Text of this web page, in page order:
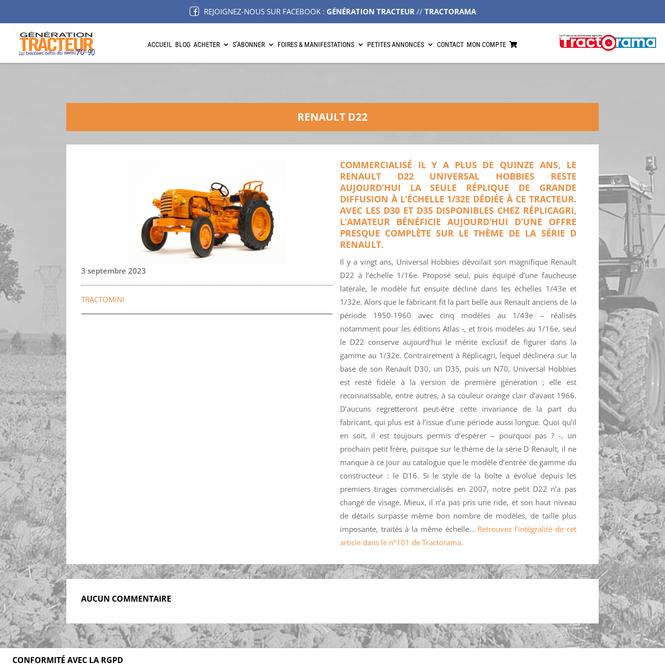
REJOIGNEZ-NOUS SUR FACEBOOK : GÉNÉRATION TRACTEUR// TRACTORAMA
ACCUEIL BLOG ACHETER S’ABONNER FOIRES & MANIFESTATIONS PETITES ANNONCES CONTACT MON COMPTE
RENAULT D22
3 septembre 2023
TRACTOMINI
COMMERCIALISÉ IL Y A PLUS DE QUINZE ANS, LE
RENAULT D22 UNIVERSAL HOBBIES RESTE
AUJOURD’HUI LA SEULE RÉPLIQUE DE GRANDE
DIFFUSION À L’ÉCHELLE 1/32E DÉDIÉE À CE TRACTEUR.
AVEC LES D30 ET D35 DISPONIBLES CHEZ RÉPLICAGRI,
L’AMATEUR BÉNÉFICIE AUJOURD’HUI D’UNE OFFRE
PRESQUE COMPLÈTE SUR LE THÈME DE LA SÉRIE D
RENAULT.
Il y a vingt ans, Universal Hobbies dévoilait son magnifique Renault
D22 à l’échelle 1/16e. Proposé seul, puis équipé d’une faucheuse
latérale, le modèle fut ensuite décliné dans les échelles 1/43e et
1/32e. Alors que le fabricant fit la part belle aux Renault anciens de la
période 1950-1960 avec cinq modèles au 1/43e – réalisés
notamment pour les éditions Atlas -, et trois modèles au 1/16e, seul
le D22 conserve aujourd’hui le mérite exclusif de figurer dans la
gamme au 1/32e. Contrairement à Réplicagri, lequel déclinera sur la
base de son Renault D30, un D35, puis un N70, Universal Hobbies
est resté fidèle à la version de première génération ; elle est
reconnaissable, entre autres, à sa couleur orange clair d’avant 1966.
D’aucuns regretteront peut-être cette invariance de la part du
fabricant, qui plus est à l’issue d’une période aussi longue. Quoi qu’il
en soit, il est toujours permis d’espérer – pourquoi pas ? -, un
prochain petit frère, puisque sur le thème de la série D Renault, il ne
manque à ce jour au catalogue que le modèle d’entrée de gamme du
constructeur : le D16. Si le style de la boîte a évolué depuis les
premiers tirages commercialisés en 2007, notre petit D22 n’a pas
changé de visage. Mieux, il n’a pas pris une ride, et son haut niveau
de détails surpasse même bon nombre de modèles, de taille plus
imposante, traités à la même échelle… Retrouvez l’intégralité de cet
article dans le n°101 de Tractorama.
AUCUN COMMENTAIRE
CONFORMITÉ AVEC LA RGPD